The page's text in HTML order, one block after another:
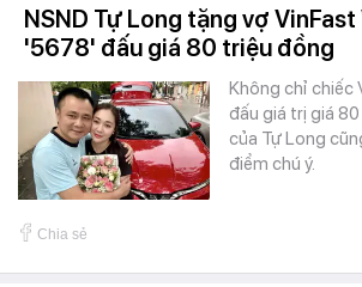
NSND Tự Long tặng vợ VinFast
'5678' đấu giá 80 triệu đồng
Không chỉ chiếc
đấu giá trị giá
của Tự Long
điểm chú ý.
Chia sẻ